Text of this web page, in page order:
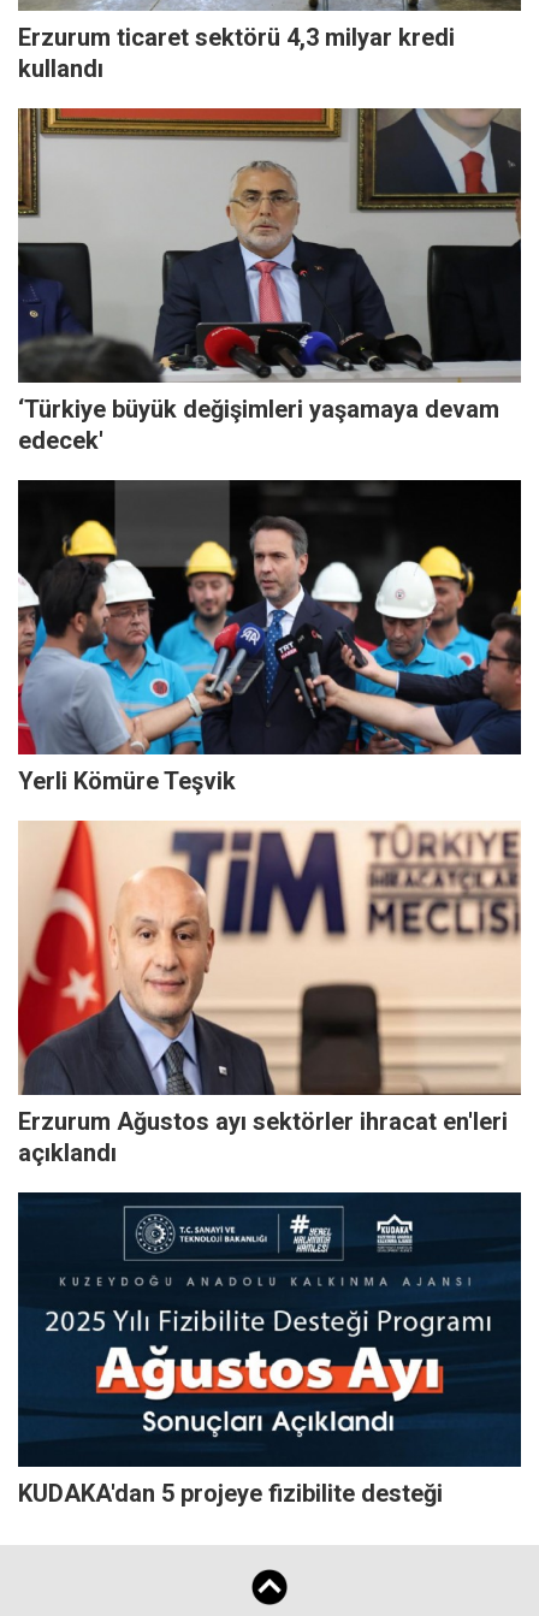
Erzurum ticaret sektörü 4,3 milyar kredi
kullandı
‘Türkiye büyük değişimleri yaşamaya devam
edecek'
Yerli Kömüre Teşvik
Erzurum Ağustos ayı sektörler ihracat en'leri
açıklandı
KUDAKA'dan 5 projeye fizibilite desteği